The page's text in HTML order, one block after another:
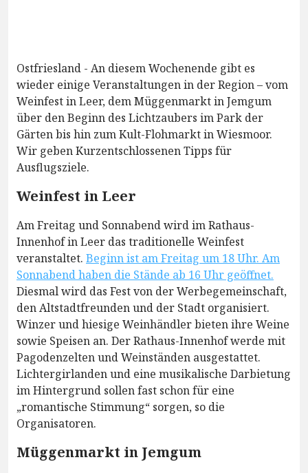
Ostfriesland - An diesem Wochenende gibt es
wieder einige Veranstaltungen in der Region – vom
Weinfest in Leer, dem Müggenmarkt in Jemgum
über den Beginn des Lichtzaubers im Park der
Gärten bis hin zum Kult-Flohmarkt in Wiesmoor.
Wir geben Kurzentschlossenen Tipps für
Ausflugsziele.
Weinfest in Leer
Am Freitag und Sonnabend wird im Rathaus-
Innenhof in Leer das traditionelle Weinfest
veranstaltet. Beginn ist am Freitag um 18 Uhr. Am
Sonnabend haben die Stände ab 16 Uhr geöffnet.
Diesmal wird das Fest von der Werbegemeinschaft,
den Altstadtfreunden und der Stadt organisiert.
Winzer und hiesige Weinhändler bieten ihre Weine
sowie Speisen an. Der Rathaus-Innenhof werde mit
Pagodenzelten und Weinständen ausgestattet.
Lichtergirlanden und eine musikalische Darbietung
im Hintergrund sollen fast schon für eine
„romantische Stimmung“ sorgen, so die
Organisatoren.
Müggenmarkt in Jemgum